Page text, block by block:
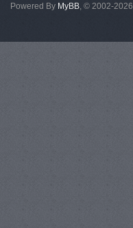
Powered By MyBB, © 2002-2026